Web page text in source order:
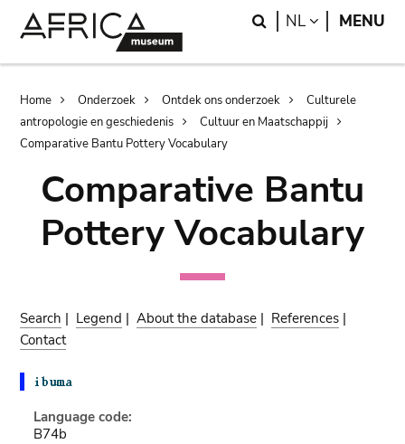
Search
NL LANGUAGE
MENU
Breadcrumb
Home Onderzoek Ontdek ons onderzoek
Culturele
antropologie en geschiedenis
Cultuur en Maatschappij
Comparative Bantu Pottery Vocabulary
Comparative Bantu
Pottery Vocabulary
Search | Legend |About the database | References |
Contact
Language code:
B74b